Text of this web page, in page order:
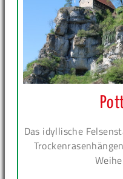
Das idyllische